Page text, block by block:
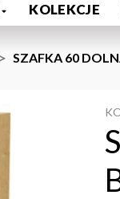
KOLEKCJE
SZAFKA 60